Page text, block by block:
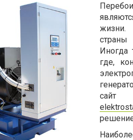
жизни.
страны
Иногда
где,